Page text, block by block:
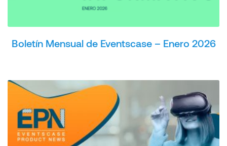
Boletín Mensual de Eventscase – Enero 2026